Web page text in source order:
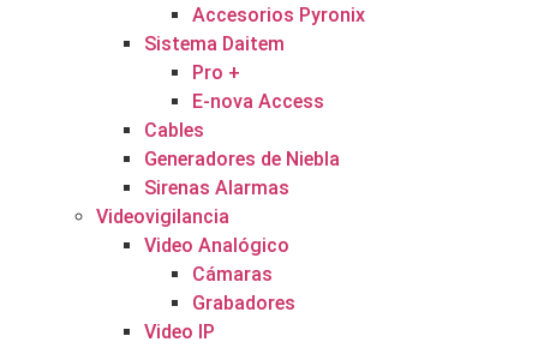
Accesorios Pyronix
Sistema Daitem
Pro +
E-nova Access
Cables
Generadores de Niebla
Sirenas Alarmas
Videovigilancia
Video Analógico
Cámaras
Grabadores
Video IP